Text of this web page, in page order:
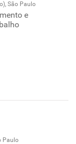
São Paulo
e
Paulo